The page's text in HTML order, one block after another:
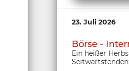
23. Juli 2026
Börse -
Ein heißer